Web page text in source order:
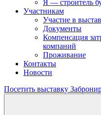
Я — строитель
Участникам
Участие в
Документы
Компенсация
компаний
Проживание
Контакты
Новости
Посетить выставку